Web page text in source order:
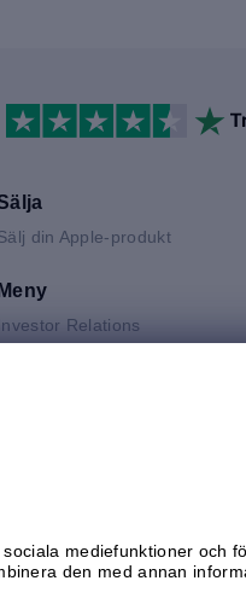
din Apple-produkt
Meny
Relations
status
mediefunktioner
den med annan